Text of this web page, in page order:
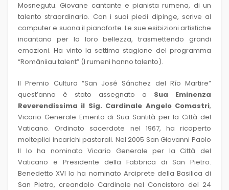
Mosnegutu. Giovane cantante e pianista rumena, di un
talento straordinario. Con i suoi piedi dipinge, scrive al
computer e suona il pianoforte. Le sue esibizioni artistiche
incantano per la loro bellezza, trasmettendo grandi
emozioni. Ha vinto la settima stagione del programma
“Româniiau talent” (I rumeni hanno talento).
Il Premio Cultura “San José Sánchez del Río Martire”
quest’anno è stato assegnato a Sua Eminenza
Reverendissima il Sig. Cardinale Angelo Comastri,
Vicario Generale Emerito di Sua Santità per la Città del
Vaticano. Ordinato sacerdote nel 1967, ha ricoperto
molteplici incarichi pastorali. Nel 2005 San Giovanni Paolo
II lo ha nominato Vicario Generale per la Città del
Vaticano e Presidente della Fabbrica di San Pietro.
Benedetto XVI lo ha nominato Arciprete della Basilica di
San Pietro, creandolo Cardinale nel Concistoro del 24